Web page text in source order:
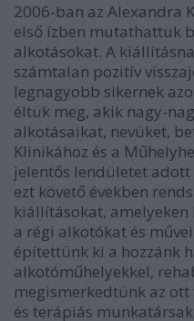
2006-ban az Alexandra
első ízben mutathattuk
alkotásokat. A
számtalan pozitív
legnagyobb sikernek
éltük meg, akik nagy-
alkotásaikat, nevüket,
Klinikához és a
jelentős lendületet
ezt követő években
kiállításokat,
a régi alkotókat és
építettünk ki a hozzánk
alkotóműhelyekkel,
megismerkedtünk az
és terápiás